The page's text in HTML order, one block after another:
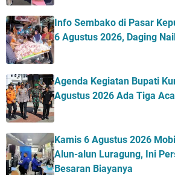
Info Sembako di Pasar
6 Agustus 2026, Daging
Agenda Kegiatan Bupati
Agustus 2026 Ada Tiga
Kamis 6 Agustus 2026
Alun-alun Luragung, Ini
Besaran Biayanya